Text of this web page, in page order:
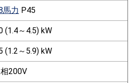
馬力 P45
(1.4～4.5) kW
(1.2～5.9) kW
200V